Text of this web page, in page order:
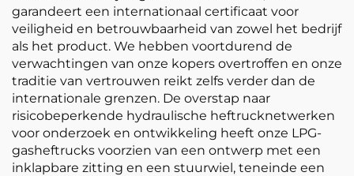
garandeert een internationaal certificaat voor
veiligheid en betrouwbaarheid van zowel het bedrijf
als het product. We hebben voortdurend de
verwachtingen van onze kopers overtroffen en onze
traditie van vertrouwen reikt zelfs verder dan de
internationale grenzen. De overstap naar
risicobeperkende hydraulische heftrucknetwerken
voor onderzoek en ontwikkeling heeft onze LPG-
gasheftrucks voorzien van een ontwerp met een
inklapbare zitting en een stuurwiel, teneinde een